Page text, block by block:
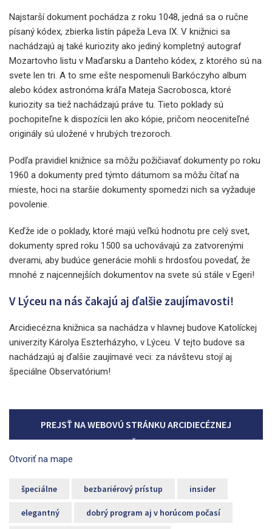
Najstarší dokument pochádza z roku 1048, jedná sa o ručne
písaný kódex, zbierka listín pápeža Leva IX. V knižnici sa
nachádzajú aj také kuriozity ako jediný kompletný autograf
Mozartovho listu v Maďarsku a Danteho kódex, z ktorého sú na
svete len tri. A to sme ešte nespomenuli Barkóczyho album
alebo kódex astronóma kráľa Mateja Sacrobosca, ktoré
kuriozity sa tiež nachádzajú práve tu. Tieto poklady sú
pochopiteľne k dispozícii len ako kópie, pričom neoceniteľné
originály sú uložené v hrubých trezoroch.
Podľa pravidiel knižnice sa môžu požičiavať dokumenty po roku
1960 a dokumenty pred týmto dátumom sa môžu čítať na
mieste, hoci na staršie dokumenty spomedzi nich sa vyžaduje
povolenie.
Keďže ide o poklady, ktoré majú veľkú hodnotu pre celý svet,
dokumenty spred roku 1500 sa uchovávajú za zatvorenými
dverami, aby budúce generácie mohli s hrdosťou povedať, že
mnohé z najcennejších dokumentov na svete sú stále v Egeri!
V Lýceu na nás čakajú aj ďalšie zaujímavosti!
Arcidiecézna knižnica sa nachádza v hlavnej budove Katolíckej
univerzity Károlya Eszterházyho, v Lýceu. V tejto budove sa
nachádzajú aj ďalšie zaujímavé veci: za návštevu stojí aj
špeciálne Observatórium!
PREJSŤ NA WEBOVÚ STRÁNKU ARCIDIECÉZNEJ
KNIŽNICE
Otvoriť na mape
špeciálne bezbariérový prístup insider
elegantný dobrý program aj v horúcom počasí